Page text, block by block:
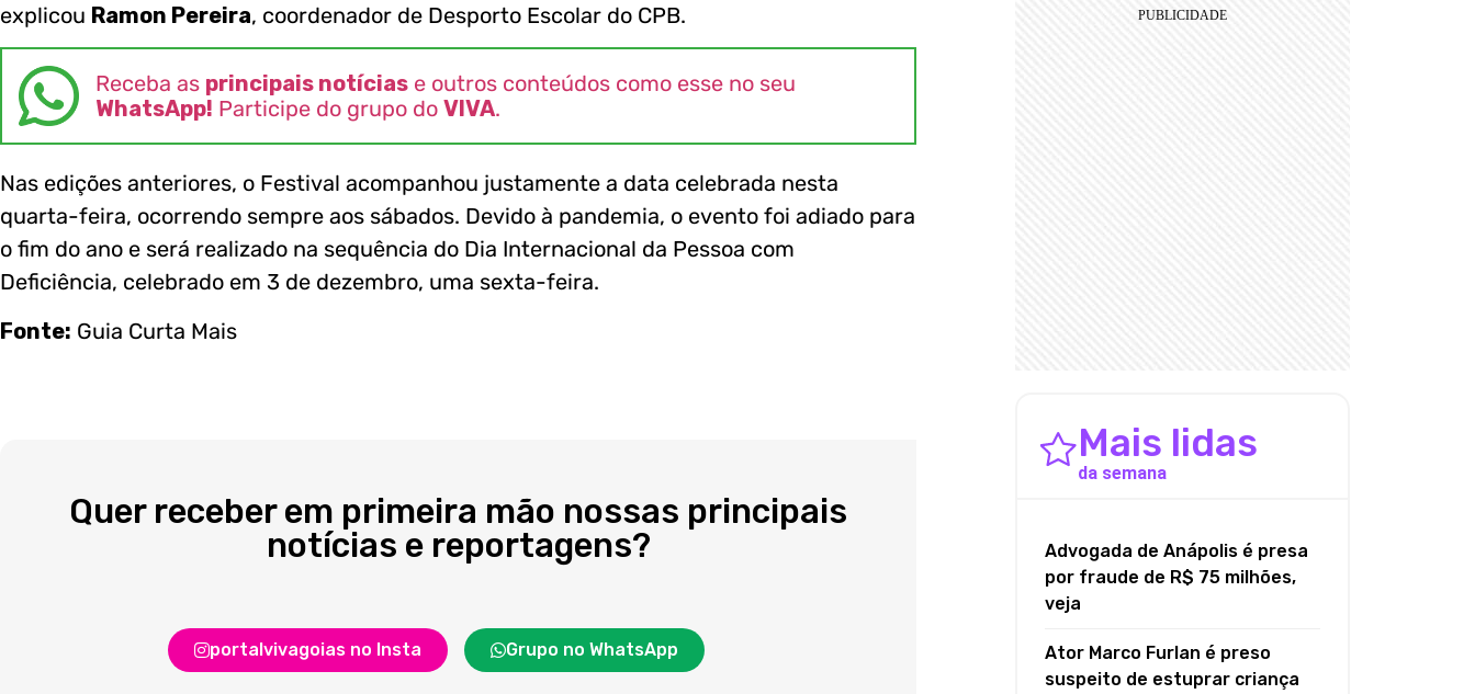
explicou Ramon Pereira, coordenador de Desporto Escolar do CPB.
Receba as principais notícias e outros conteúdos como esse no seu
WhatsApp! Participe do grupo do VIVA.
Nas edições anteriores, o Festival acompanhou justamente a data celebrada nesta
quarta-feira, ocorrendo sempre aos sábados. Devido à pandemia, o evento foi adiado para
o fim do ano e será realizado na sequência do Dia Internacional da Pessoa com
Deficiência, celebrado em 3 de dezembro, uma sexta-feira.
Fonte: Guia Curta Mais
Quer receber em primeira mão nossas principais
notícias e reportagens?
portalvivagoias no Insta Grupo no WhatsApp
Mais lidas
da semana
Advogada de Anápolis é presa
por fraude de R$ 75 milhões,
veja
Ator Marco Furlan é preso
suspeito de estuprar criança